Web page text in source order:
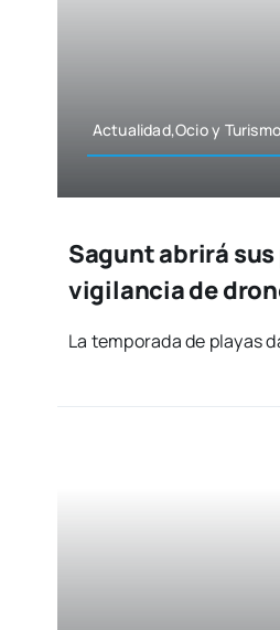
Actualidad,Ocio y
Sagunt abrirá
vigilancia de
La tem­po­ra­da de pla­yas